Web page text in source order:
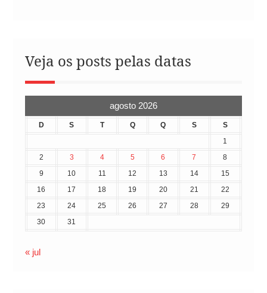
Veja os posts pelas datas
agosto 2026
D S T Q Q S
S
1
2
3 4 5 6 7
8
9
10 11 12 13 14
15
16
17 18 19 20 21
22
23
24 25 26 27 28
29
30
31
« jul